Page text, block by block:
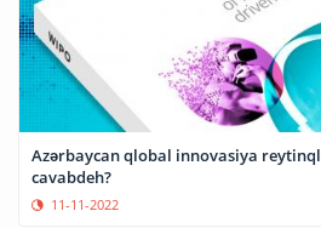
Azərbaycan qlobal innovasiya
cavabdeh?
11-11-2022